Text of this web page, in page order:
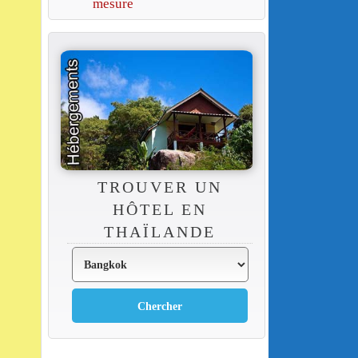
mesure
TROUVER UN
HÔTEL EN
THAÏLANDE